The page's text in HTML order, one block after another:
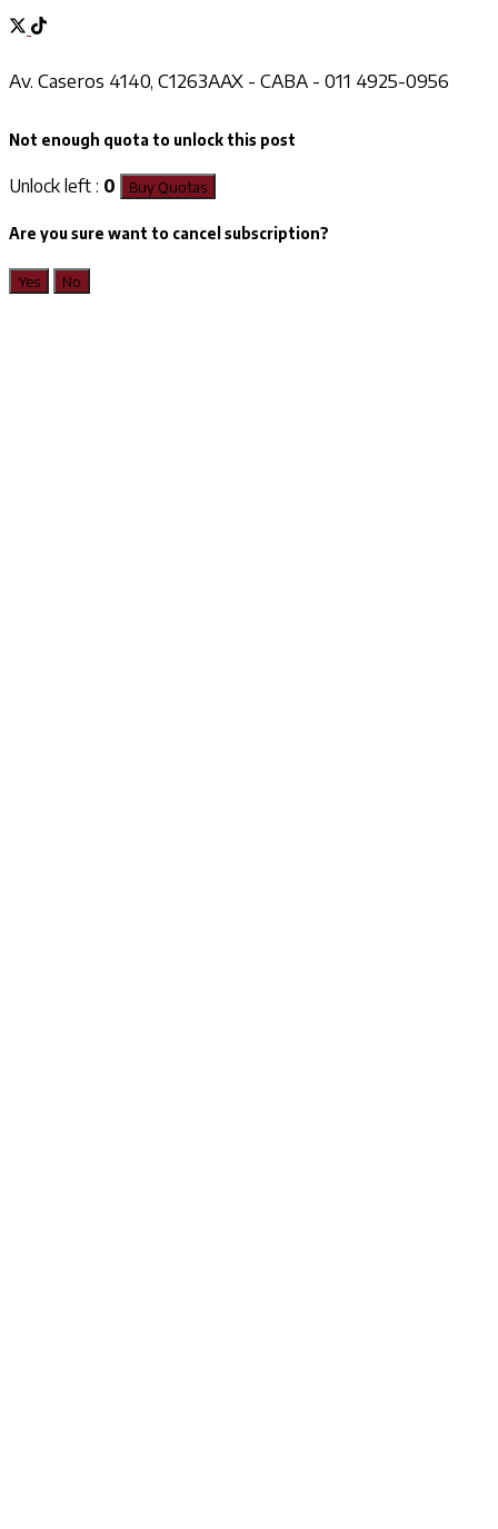
Av. Caseros 4140, C1263AAX - CABA - 011 4925-0956
Not enough quota to unlock this post
Unlock left : 0 Buy Quotas
Are you sure want to cancel subscription?
Yes No